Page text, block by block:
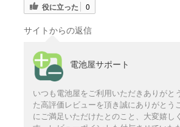
役に立った 0
サイトからの返信
電池屋サポート
いつも電池屋をご利用いただきありがと
た高評価レビューを頂き誠にありがとう
にご満足いただけたとのこと、大変嬉し